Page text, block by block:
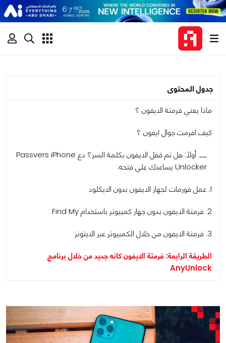
جدول المحتوى
ماذا يعني فرمتة الايفون ؟
كيف افرمت جوال ايفون ؟
أولاً: هل تم قفل الايفون بكلمة السر؟ دع Passvers iPhone
Unlocker يساعدك علي فتحه:
1. عمل فورمات لجهاز الايفون بدون الايكلود
2. فرمتة الايفون بدون جهاز كمبيوتر باستخدام Find My
3. فرمتة الايفون من خلال الكمبيوتر عبر الايتونز
الطريقة الرابعة: فرمتة الايفون كانه جديد من خلال برنامج
AnyUnlock